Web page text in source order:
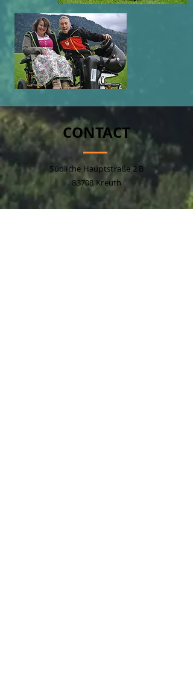
CONTACT
Südliche Hauptstraße 2 B
83708 Kreuth